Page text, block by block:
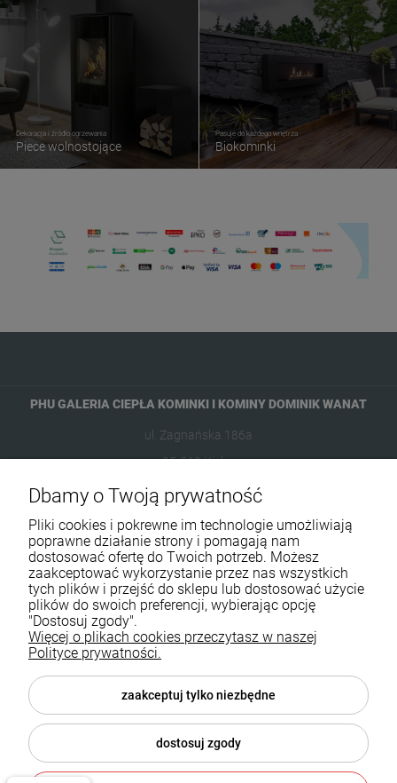
Dekoracja i źródło ogrzewania
Piece wolnostojące
Pasuje do każdego wnętrza
Biokominki
PHU GALERIA CIEPŁA KOMINKI I KOMINY DOMINIK WANAT
ul. Zagnańska 186a
25-563 Kielce
601954074
biuro@ikominki.pl
Pomoc
Płatności i dostawa
Informacje
O nas
Dbamy o Twoją prywatność
Pliki cookies i pokrewne im technologie umożliwiają
poprawne działanie strony i pomagają nam
dostosować ofertę do Twoich potrzeb. Możesz
zaakceptować wykorzystanie przez nas wszystkich
tych plików i przejść do sklepu lub dostosować użycie
plików do swoich preferencji, wybierając opcję
"Dostosuj zgody".
Więcej o plikach cookies przeczytasz w naszej
Polityce prywatności.
zaakceptuj tylko niezbędne
dostosuj zgody